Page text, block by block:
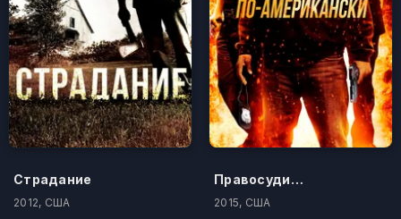
Страдание
2012, США
Правосудие по-американски
2015, США